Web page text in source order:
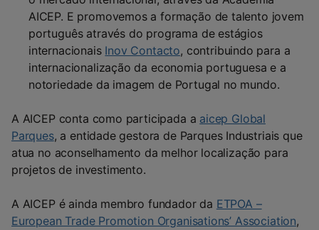
AICEP. E promovemos a formação de talento jovem
português através do programa de estágios
internacionais Inov Contacto, contribuindo para a
internacionalização da economia portuguesa e a
notoriedade da imagem de Portugal no mundo.
A AICEP conta como participada a aicep Global
Parques, a entidade gestora de Parques Industriais que
atua no aconselhamento da melhor localização para
projetos de investimento.
A AICEP é ainda membro fundador da ETPOA –
European Trade Promotion Organisations’ Association,